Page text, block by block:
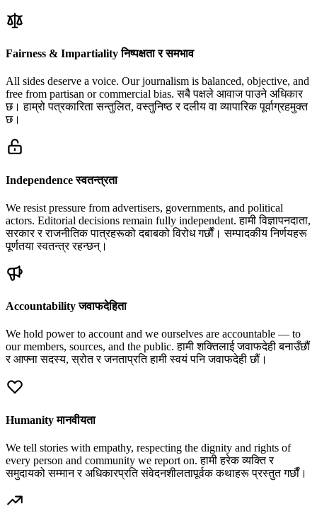
Fairness & Impartiality निष्पक्षता र समभाव
All sides deserve a voice. Our journalism is balanced, objective, and
free from partisan or commercial bias. सबै पक्षले आवाज पाउने अधिकार
छ। हाम्रो पत्रकारिता सन्तुलित, वस्तुनिष्ठ र दलीय वा व्यापारिक पूर्वाग्रहमुक्त
छ।
Independence स्वतन्त्रता
We resist pressure from advertisers, governments, and political
actors. Editorial decisions remain fully independent. हामी विज्ञापनदाता,
सरकार र राजनीतिक पात्रहरूको दबाबको विरोध गर्छौं। सम्पादकीय निर्णयहरू
पूर्णतया स्वतन्त्र रहन्छन्।
Accountability जवाफदेहिता
We hold power to account and we ourselves are accountable — to
our members, sources, and the public. हामी शक्तिलाई जवाफदेही बनाउँछौं
र आफ्ना सदस्य, स्रोत र जनताप्रति हामी स्वयं पनि जवाफदेही छौं।
Humanity मानवीयता
We tell stories with empathy, respecting the dignity and rights of
every person and community we report on. हामी हरेक व्यक्ति र
समुदायको सम्मान र अधिकारप्रति संवेदनशीलतापूर्वक कथाहरू प्रस्तुत गर्छौं।